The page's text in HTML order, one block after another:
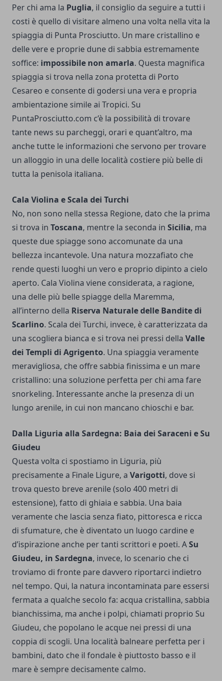
Per chi ama la Puglia, il consiglio da seguire a tutti i
costi è quello di visitare almeno una volta nella vita la
spiaggia di Punta Prosciutto. Un mare cristallino e
delle vere e proprie dune di sabbia estremamente
soffice: impossibile non amarla. Questa magnifica
spiaggia si trova nella zona protetta di Porto
Cesareo e consente di godersi una vera e propria
ambientazione simile ai Tropici. Su
PuntaProsciutto.com c’è la possibilità di trovare
tante news su parcheggi, orari e quant’altro, ma
anche tutte le informazioni che servono per trovare
un alloggio in una delle località costiere più belle di
tutta la penisola italiana.
Cala Violina e Scala dei Turchi
No, non sono nella stessa Regione, dato che la prima
si trova in Toscana, mentre la seconda in Sicilia, ma
queste due spiagge sono accomunate da una
bellezza incantevole. Una natura mozzafiato che
rende questi luoghi un vero e proprio dipinto a cielo
aperto. Cala Violina viene considerata, a ragione,
una delle più belle spiagge della Maremma,
all’interno della Riserva Naturale delle Bandite di
Scarlino. Scala dei Turchi, invece, è caratterizzata da
una scogliera bianca e si trova nei pressi della Valle
dei Templi di Agrigento. Una spiaggia veramente
meravigliosa, che offre sabbia finissima e un mare
cristallino: una soluzione perfetta per chi ama fare
snorkeling. Interessante anche la presenza di un
lungo arenile, in cui non mancano chioschi e bar.
Dalla Liguria alla Sardegna: Baia dei Saraceni e Su
Giudeu
Questa volta ci spostiamo in Liguria, più
precisamente a Finale Ligure, a Varigotti, dove si
trova questo breve arenile (solo 400 metri di
estensione), fatto di ghiaia e sabbia. Una baia
veramente che lascia senza fiato, pittoresca e ricca
di sfumature, che è diventato un luogo cardine e
d’ispirazione anche per tanti scrittori e poeti. ASu
Giudeu, in Sardegna, invece, lo scenario che ci
troviamo di fronte pare davvero riportarci indietro
nel tempo. Qui, la natura incontaminata pare essersi
fermata a qualche secolo fa: acqua cristallina, sabbia
bianchissima, ma anche i polpi, chiamati proprio Su
Giudeu, che popolano le acque nei pressi di una
coppia di scogli. Una località balneare perfetta per i
bambini, dato che il fondale è piuttosto basso e il
mare è sempre decisamente calmo.